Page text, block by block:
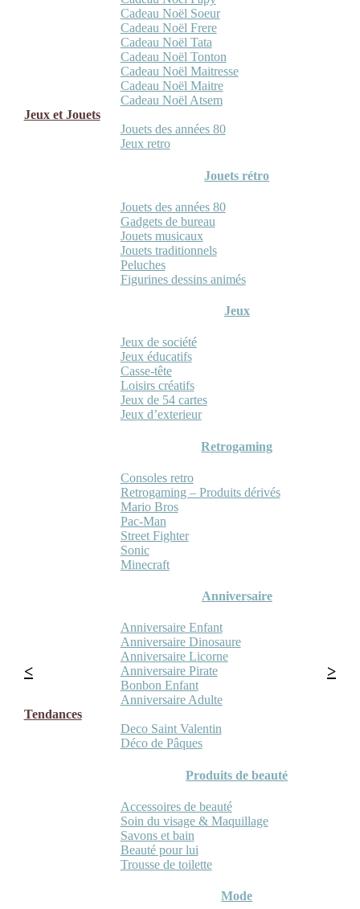
Cadeau Noël Soeur
Cadeau Noël Frere
Cadeau Noël Tata
Cadeau Noël Tonton
Cadeau Noël Maitresse
Cadeau Noël Maitre
Cadeau Noël Atsem
Jeux et Jouets
Jouets des années 80
Jeux retro
Jouets rétro
Jouets des années 80
Gadgets de bureau
Jouets musicaux
Jouets traditionnels
Peluches
Figurines dessins animés
Jeux
Jeux de société
Jeux éducatifs
Casse-tête
Loisirs créatifs
Jeux de 54 cartes
Jeux d’exterieur
Retrogaming
Consoles retro
Retrogaming – Produits dérivés
Mario Bros
Pac-Man
Street Fighter
Sonic
Minecraft
Anniversaire
Anniversaire Enfant
Anniversaire Dinosaure
Anniversaire Licorne
Anniversaire Pirate
Bonbon Enfant
Anniversaire Adulte
Tendances
Deco Saint Valentin
Déco de Pâques
Produits de beauté
Accessoires de beauté
Soin du visage & Maquillage
Savons et bain
Beauté pour lui
Trousse de toilette
Mode